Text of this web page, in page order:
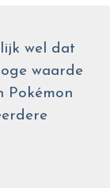
wel dat
waarde
Pokémon